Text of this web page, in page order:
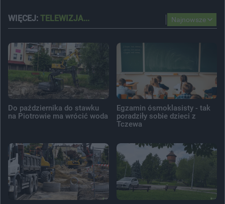
Najnowsze
WIĘCEJ: TELEWIZJA...
Do października do stawku
na Piotrowie ma wrócić woda
Egzamin ósmoklasisty - tak
poradziły sobie dzieci z
Tczewa